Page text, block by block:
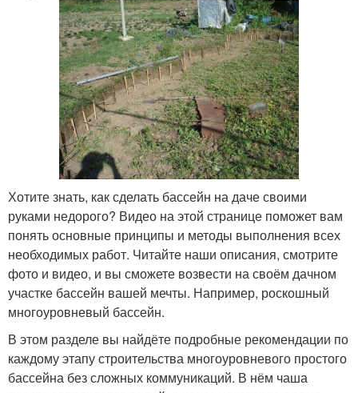
Хотите знать, как сделать бассейн на даче своими
руками недорого? Видео на этой странице поможет вам
понять основные принципы и методы выполнения всех
необходимых работ. Читайте наши описания, смотрите
фото и видео, и вы сможете возвести на своём дачном
участке бассейн вашей мечты. Например, роскошный
многоуровневый бассейн.
В этом разделе вы найдёте подробные рекомендации по
каждому этапу строительства многоуровневого простого
бассейна без сложных коммуникаций. В нём чаша